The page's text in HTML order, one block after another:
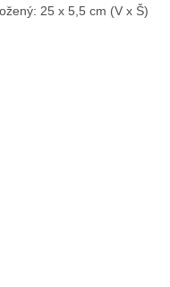
25 x 5,5 cm (V x Š)